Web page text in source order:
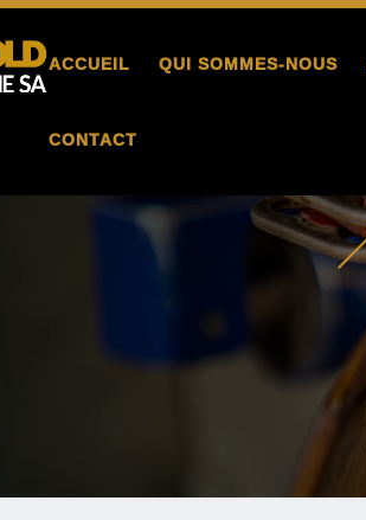
ACCUEIL QUI SOMMES-NOUS
CONTACT